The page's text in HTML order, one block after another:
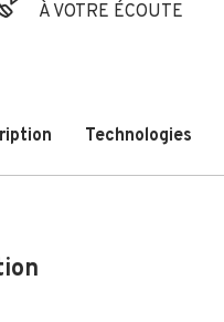
À VOTRE ÉCOUTE
Technologies